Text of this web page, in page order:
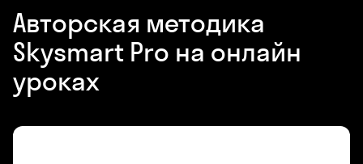
Авторская методика
Skysmart Pro на онлайн
уроках